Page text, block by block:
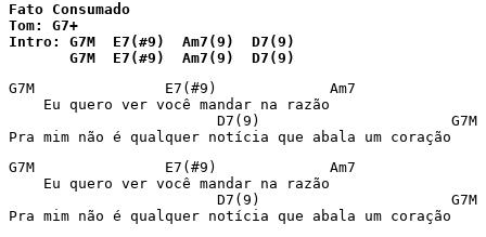
Fato Consumado
Tom: G7+
Intro: G7M  E7(#9)  Am7(9)  D7(9)
       G7M  E7(#9)  Am7(9)  D7(9)
G7M               E7(#9)             Am7
    Eu quero ver você mandar na razão
                        D7(9)                      G7M
Pra mim não é qualquer notícia que abala um coração
G7M               E7(#9)             Am7
    Eu quero ver você mandar na razão
                        D7(9)                      G7M
Pra mim não é qualquer notícia que abala um coração